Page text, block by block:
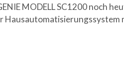
MODELL SC1200 noch